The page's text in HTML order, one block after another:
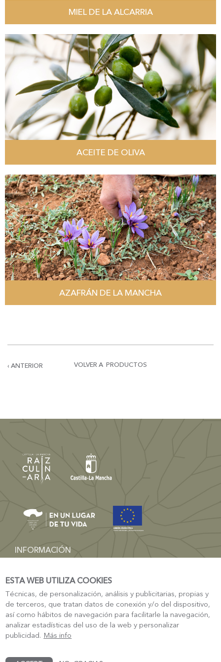
MIEL DE LA ALCARRIA
ACEITE DE OLIVA
AZAFRÁN DE LA MANCHA
‹ ANTERIOR VOLVER A PRODUCTOS
INFORMACIÓN
TURISMO
Sede Electrónica Castilla-La Mancha
Turismo Castilla La-Mancha
© Raiz Culinaria - Castilla La Mancha
ESTA WEB UTILIZA COOKIES
Técnicas, de personalización, análisis y publicitarias, propias y
de terceros, que tratan datos de conexión y/o del dispositivo,
así como hábitos de navegación para facilitarle la navegación,
analizar estadísticas del uso de la web y personalizar
publicidad. Más info